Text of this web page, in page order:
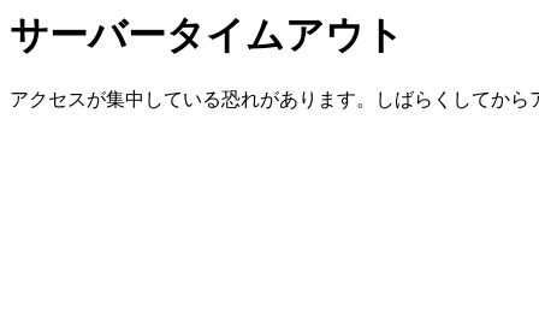
サーバータイムアウト
アクセスが集中している恐れがあります。しばらくしてから